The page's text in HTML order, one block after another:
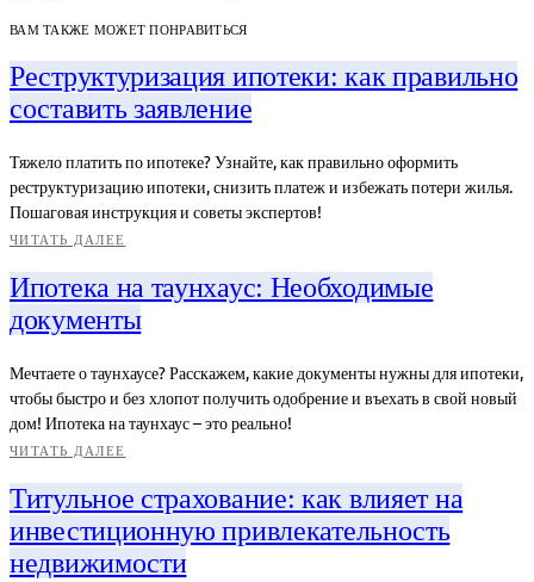
ВАМ ТАКЖЕ МОЖЕТ ПОНРАВИТЬСЯ
Реструктуризация ипотеки: как правильно
составить заявление
Тяжело платить по ипотеке? Узнайте, как правильно оформить
реструктуризацию ипотеки, снизить платеж и избежать потери жилья.
Пошаговая инструкция и советы экспертов!
ЧИТАТЬ ДАЛЕЕ
Ипотека на таунхаус: Необходимые
документы
Мечтаете о таунхаусе? Расскажем, какие документы нужны для ипотеки,
чтобы быстро и без хлопот получить одобрение и въехать в свой новый
дом! Ипотека на таунхаус – это реально!
ЧИТАТЬ ДАЛЕЕ
Титульное страхование: как влияет на
инвестиционную привлекательность
недвижимости